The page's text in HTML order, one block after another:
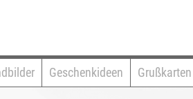
Geschenkideen Grußkarten